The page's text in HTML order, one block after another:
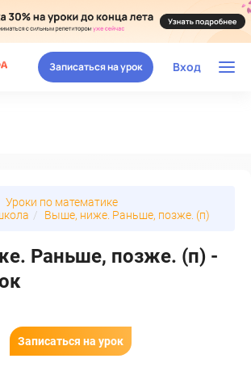
Вход
Записаться на урок
Уроки по математике
Выше, ниже. Раньше, позже. (п)
Раньше, позже. (п) -
Записаться на урок